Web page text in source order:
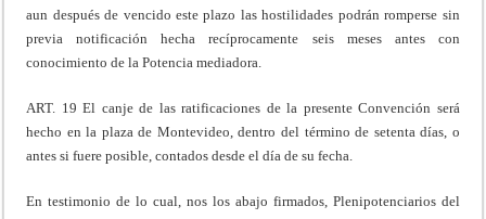
aun después de vencido este plazo las hostilidades podrán romperse sin
previa notificación hecha recíprocamente seis meses antes con
conocimiento de la Potencia mediadora.
ART. 19 El canje de las ratificaciones de la presente Convención será
hecho en la plaza de Montevideo, dentro del término de setenta días, o
antes si fuere posible, contados desde el día de su fecha.
En testimonio de lo cual, nos los abajo firmados, Plenipotenciarios del